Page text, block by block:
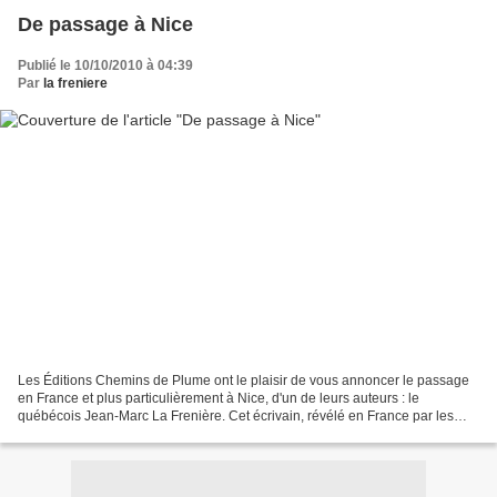
De passage à Nice
Publié le 10/10/2010 à 04:39
Par la freniere
Les Éditions Chemins de Plume ont le plaisir de vous annoncer le passage
en France et plus particulièrement à Nice, d'un de leurs auteurs : le
québécois Jean-Marc La Frenière. Cet écrivain, révélé en France par les